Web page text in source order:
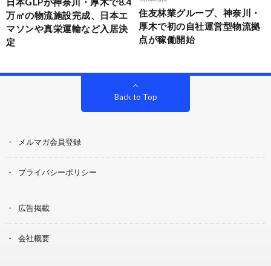
万㎡の物流施設完成、日本エ
マソンや真栄運輸など入居決
定
住友林業グループ、神奈川・
厚木で初の自社運営型物流拠
点が稼働開始
Back to Top
メルマガ会員登録
プライバシーポリシー
広告掲載
会社概要